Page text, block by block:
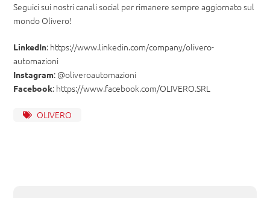
Seguici sui nostri canali social per rimanere sempre aggiornato sul
mondo Olivero!
LinkedIn: https://www.linkedin.com/company/olivero-
automazioni
Instagram: @oliveroautomazioni
Facebook: https://www.facebook.com/OLIVERO.SRL
OLIVERO